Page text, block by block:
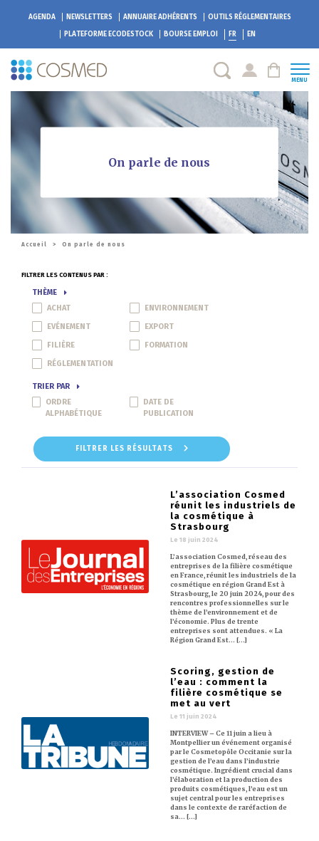
AGENDA NEWSLETTERS ANNUAIRE ADHÉRENTS
OUTILS RÉGLEMENTAIRES
PLATEFORME ECODESTOCK BOURSE EMPLOI FR EN
MENU
On parle de nous
Accueil > On parle de nous
FILTRER LES CONTENUS PAR :
THÈME
ACHAT
ENVIRONNEMENT
EVÉNEMENT
EXPORT
FILIÈRE
FORMATION
RÉGLEMENTATION
TRIER PAR
ORDRE
ALPHABÉTIQUE
DATE DE
PUBLICATION
FILTRER LES RÉSULTATS
L’association Cosmed
réunit les industriels de
la cosmétique à
Strasbourg
Le 18 juin 2024
L’association Cosmed, réseau des
entreprises de la filière cosmétique
en France, réunit les industriels de la
cosmétique en région Grand Est à
Strasbourg, le 20 juin 2024, pour des
rencontres professionnelles sur le
thème de l’environnement et de
l’économie. Plus de trente
entreprises sont attendues. « La
Région Grand Est… [...]
Scoring, gestion de
l’eau : comment la
filière cosmétique se
met au vert
Le 11 juin 2024
INTERVIEW – Ce 11 juin a lieu à
Montpellier un événement organisé
par le Cosmetopôle Occitanie sur la
gestion de l’eau dans l’industrie
cosmétique. Ingrédient crucial dans
l’élaboration et la production des
produits cosmétiques, l’eau est un
sujet central pour les entreprises
dans le contexte de raréfaction de
sa… [...]